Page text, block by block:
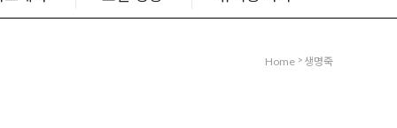
Home > 생명죽